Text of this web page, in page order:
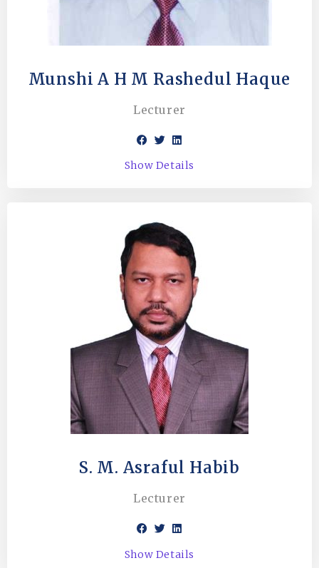
Munshi A H M Rashedul Haque
Lecturer
Show Details
S. M. Asraful Habib
Lecturer
Show Details